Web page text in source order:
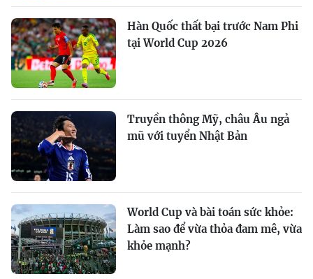
Hàn Quốc thất bại trước Nam Phi
tại World Cup 2026
Truyền thông Mỹ, châu Âu ngả
mũ với tuyển Nhật Bản
World Cup và bài toán sức khỏe:
Làm sao để vừa thỏa đam mê, vừa
khỏe mạnh?